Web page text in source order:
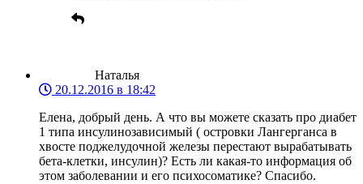
Наталья
20.12.2016 в 18:42
Елена, добрый день. А что вы можете сказать про диабет
1 типа инсулинозависимый ( островки Лангерганса в
хвосте поджелудочной железы перестают вырабатывать
бета-клетки, инсулин)? Есть ли какая-то информация об
этом заболевании и его психосоматике? Спасибо.